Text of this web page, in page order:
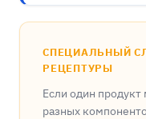
СПЕЦИАЛЬНЫЙ
РЕЦЕПТУРЫ
Если один
разных